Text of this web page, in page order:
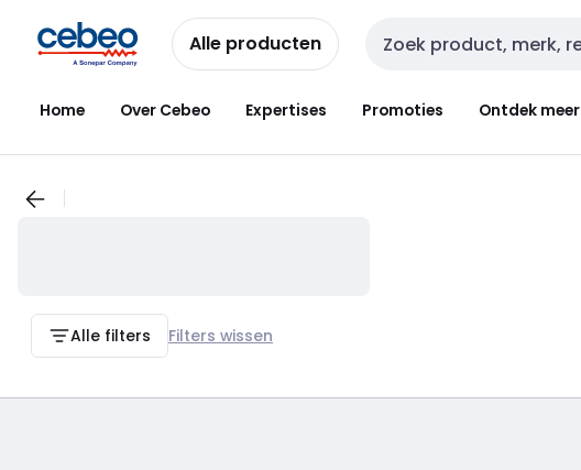
naar
navigatie
naar
inhoud
Alle producten Zoekveld invoer
Home Over Cebeo Expertises Promoties Ontdek meer
Alle filters Filters wissen